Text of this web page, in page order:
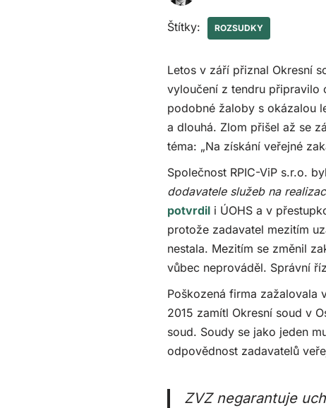
Štítky: ROZSUDKY
Letos v září přiznal Okresní
vyloučení z tendru připravilo
podobné žaloby s okázalou
a dlouhá. Zlom přišel až se
téma: „Na získání veřejné
Společnost RPIC-ViP s.r.o.
dodavatele služeb na
potvrdil i ÚOHS a v
protože zadavatel mezitím
nestala. Mezitím se změnil
vůbec neprováděl. Správní
Poškozená firma zažalovala
2015 zamítl Okresní soud v
soud. Soudy se jako jeden
odpovědnost zadavatelů
ZVZ negarantuje